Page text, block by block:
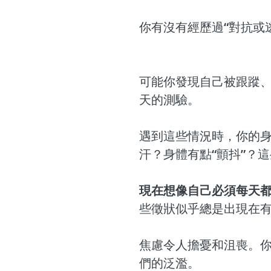
你有沒有經歷過“對抗或
可能你發現自己被跟蹤
天的測驗。
遇到這些情況時，你的
汗？身體有點“顫抖”？
現在想像自己必須每天
些徵狀似乎總是出現在
焦慮令人擔憂和沮喪。
們的泛濫。